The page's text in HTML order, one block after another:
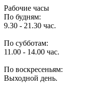
Рабочие часы
По будням:
9.30 - 21.30 час.
По субботам:
11.00 - 14.00 час.
По воскресеньям:
Выходной день.